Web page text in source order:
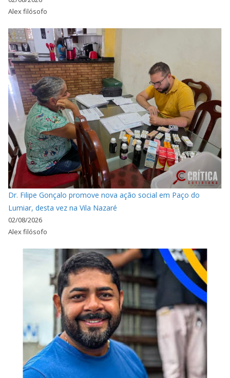
Alex filósofo
Dr. Filipe Gonçalo promove nova ação social em Paço do
Lumiar, desta vez na Vila Nazaré
02/08/2026
Alex filósofo